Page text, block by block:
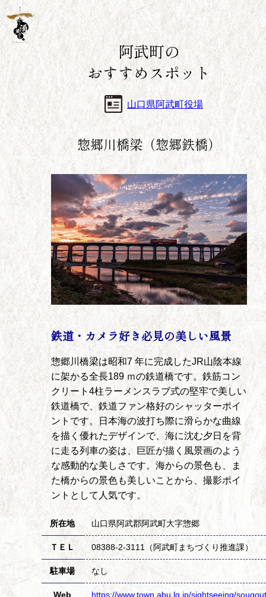
阿武町の
おすすめスポット
山口県阿武町役場
惣郷川橋梁（惣郷鉄橋）
鉄道・カメラ好き必見の美しい風景
惣郷川橋梁は昭和7 年に完成したJR山陰本線
に架かる全長189 ｍの鉄道橋です。鉄筋コン
クリート4柱ラーメンスラブ式の堅牢で美しい
鉄道橋で、鉄道ファン格好のシャッターポイ
ントです。日本海の波打ち際に滑らかな曲線
を描く優れたデザインで、海に沈む夕日を背
に走る列車の姿は、巨匠が描く風景画のよう
な感動的な美しさです。海からの景色も、ま
た橋からの景色も美しいことから、撮影ポイ
ントとして人気です。
所在地 山口県阿武郡阿武町大字惣郷
ＴＥＬ 08388-2-3111（阿武町まちづくり推進課）
駐車場 なし
Web https://www.town.abu.lg.jp/sightseeing/